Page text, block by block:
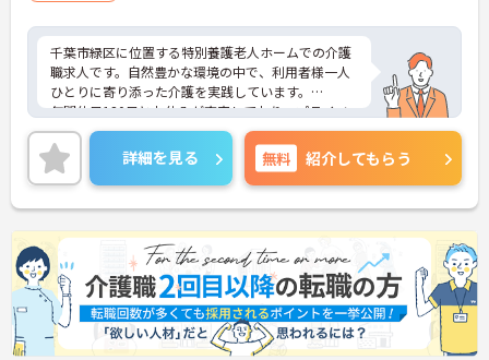
千葉市緑区に位置する特別養護老人ホームでの介護
職求人です。自然豊かな環境の中で、利用者様一人
ひとりに寄り添った介護を実践しています。
年間休日120日とお休みが充実しており、プライベ
ートとの両立を図りながら働きやすい環境です。地
域福祉に貢献しながら、長く活躍したい方におすす
めの求人です。
《おすすめポイント》
★ワークライフバランスを大切にできる環境です
・年間休日120日
・住宅手当あり
・再雇用制度あり
★未経験から介護のキャリアをスタートできます
・初任者研修以上で応募可能
・未経験相談可能
詳細を見る 無料 紹介してもらう